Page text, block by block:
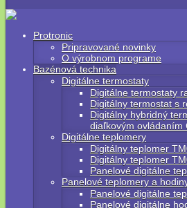
Protronic
Pripravované novinky
O výrobnom programe
Bazénová technika
Digitálne termostaty
Digitálne termostaty
Digitálny termostat s
Digitálny hybridný
diaľkovým ovládaním
Digitálne teplomery
Digitálny teplomer
Digitálny teplomer
Panelové digitálne
Panelové teplomery a
Panelové digitálne
Panelové digitálne